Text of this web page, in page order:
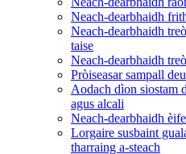
Neach-dearbhaidh
Neach-dearbhaidh
taise
Neach-dearbhaidh
Pròiseasar sampall
Aodach dìon siostam
agus alcali
Neach-dearbhaidh
Lorgaire susbaint
tharraing a-steach